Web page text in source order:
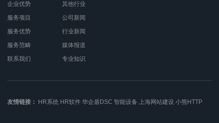
企业优势
服务项目
服务优势
服务范畴
联系我们
其他行业
公司新闻
行业新闻
媒体报道
专业知识
友情链接： HR系统 HR软件 华企盾DSC 智能设备 上海网站建设 小熊HTTP